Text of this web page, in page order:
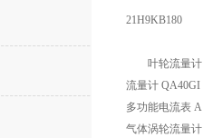
21H9KB180
叶轮流量计
流量计 QA40GI
多功能电流表
气体涡轮流量计